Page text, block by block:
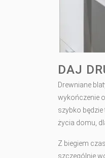
DAJ
Drewniane
wykończenie
szybko
życia domu,
Z biegiem
szczególnie